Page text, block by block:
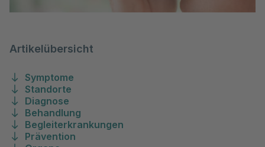
Artikelübersicht
Symptome
Standorte
Diagnose
Behandlung
Begleiterkrankungen
Prävention